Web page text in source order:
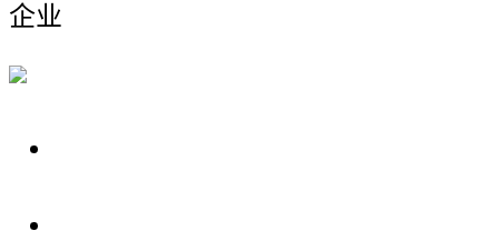
企业